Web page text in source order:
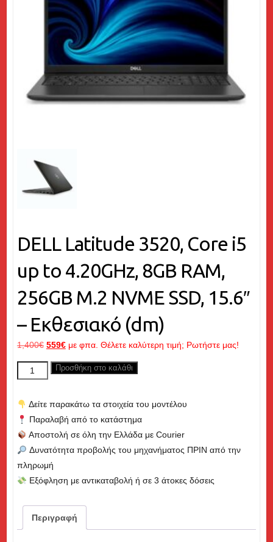
DELL Latitude 3520, Core i5
up to 4.20GHz, 8GB RAM,
256GB M.2 NVME SSD, 15.6″
– Εκθεσιακό (dm)
1,400€ Original
price
was:
559€Η
τρέχουσα
τιμή
559€.
με φπα. Θέλετε καλύτερη τιμή; Ρωτήστε μας!
DELL
Latitude
3520,
i5
up
to
4.20GHz,
8GB
256GB
M.2
Προσθήκη στο καλάθι
Δείτε παρακάτω τα στοιχεία του μοντέλου
Παραλαβή από το κατάστημα
Αποστολή σε όλη την Ελλάδα με Courier
Δυνατότητα προβολής του μηχανήματος ΠΡΙΝ από την
πληρωμή
Εξόφληση με αντικαταβολή ή σε 3 άτοκες δόσεις
Περιγραφή